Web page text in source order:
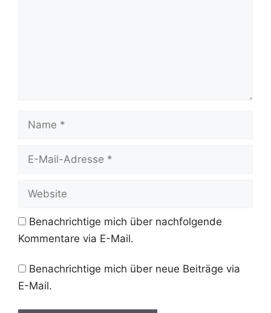
Mail-
Benachrichtige mich über nachfolgende
Kommentare via E-Mail.
Benachrichtige mich über neue Beiträge via
E-Mail.